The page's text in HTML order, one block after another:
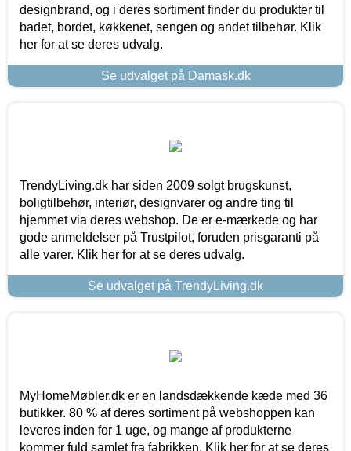
designbrand, og i deres sortiment finder du produkter til
badet, bordet, køkkenet, sengen og andet tilbehør. Klik
her for at se deres udvalg.
Se udvalget på Damask.dk
TrendyLiving.dk har siden 2009 solgt brugskunst,
boligtilbehør, interiør, designvarer og andre ting til
hjemmet via deres webshop. De er e-mærkede og har
gode anmeldelser på Trustpilot, foruden prisgaranti på
alle varer. Klik her for at se deres udvalg.
Se udvalget på TrendyLiving.dk
MyHomeMøbler.dk er en landsdækkende kæde med 36
butikker. 80 % af deres sortiment på webshoppen kan
leveres inden for 1 uge, og mange af produkterne
kommer fuld samlet fra fabrikken. Klik her for at se deres